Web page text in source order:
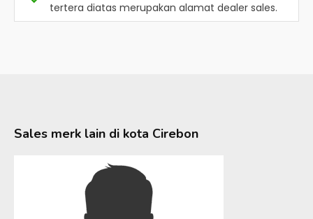
tertera diatas merupakan alamat dealer sales.
Sales merk lain di kota Cirebon